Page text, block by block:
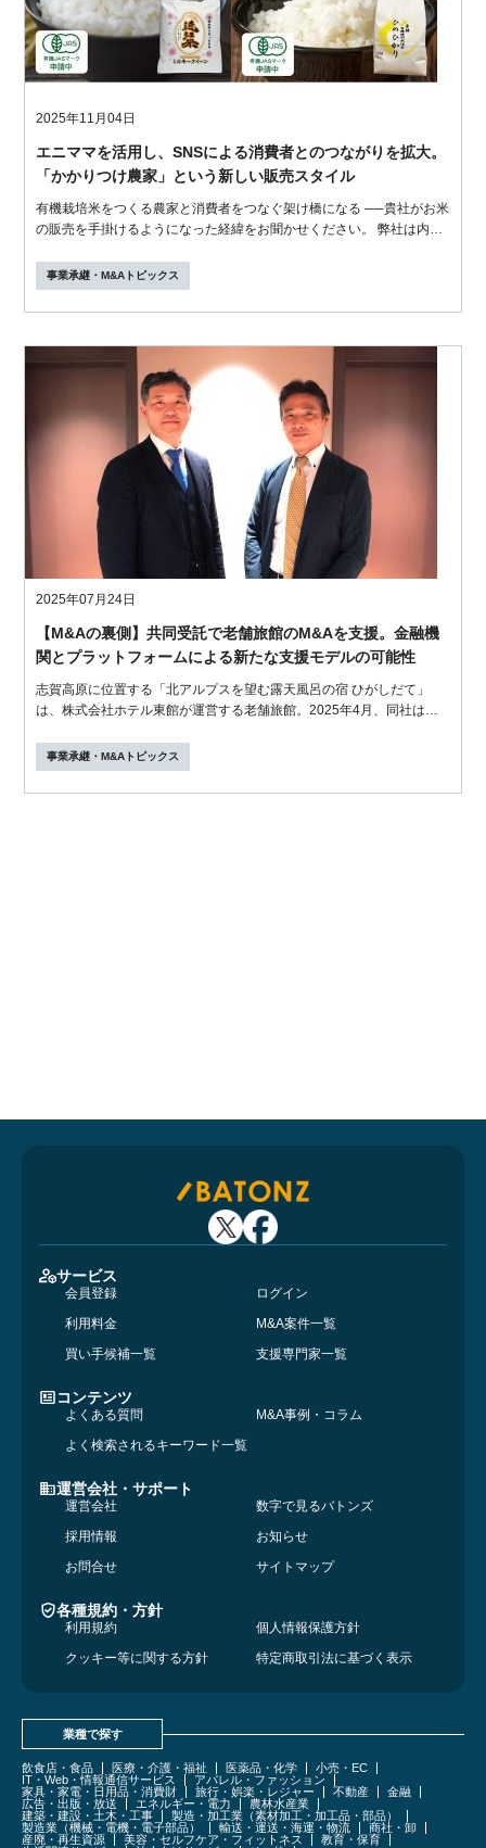
2025年11月04日
エニママを活用し、SNSによる消費者とのつながりを拡大。
「かかりつけ農家」という新しい販売スタイル
有機栽培米をつくる農家と消費者をつなぐ架け橋になる ──貴社がお米
の販売を手掛けるようになった経緯をお聞かせください。 弊社は内装
事業承継・M&Aトピックス
2025年07月24日
【M&Aの裏側】共同受託で老舗旅館のM&Aを支援。金融機
関とプラットフォームによる新たな支援モデルの可能性
志賀高原に位置する「北アルプスを望む露天風呂の宿 ひがしだて」
は、株式会社ホテル東館が運営する老舗旅館。2025年4月、同社はホ
事業承継・M&Aトピックス
サービス
会員登録
ログイン
利用料金
M&A案件一覧
買い手候補一覧
支援専門家一覧
コンテンツ
よくある質問
M&A事例・コラム
よく検索されるキーワード一覧
運営会社・サポート
運営会社
数字で見るバトンズ
採用情報
お知らせ
お問合せ
サイトマップ
各種規約・方針
利用規約
個人情報保護方針
クッキー等に関する方針
特定商取引法に基づく表示
業種で探す
飲食店・食品 医療・介護・福祉 医薬品・化学
小売・EC
IT・Web・情報通信サービス
アパレル・ファッション
家具・家電・日用品・消費財
旅行・娯楽・レジャー 不動産
金融
広告・出版・放送
エネルギー・電力
農林水産業
建築・建設・土木・工事
製造・加工業（素材加工・加工品・部品）
製造業（機械・電機・電子部品）
輸送・運送・海運・物流
商社・卸
産廃・再生資源
美容・セルフケア・フィットネス
教育・保育